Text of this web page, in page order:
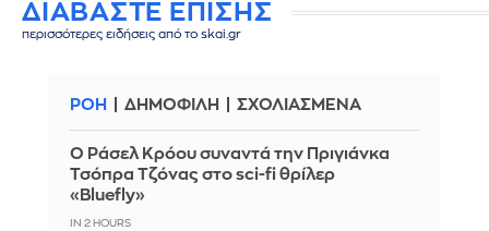
ΔΙΑΒΑΣΤΕ ΕΠΙΣΗΣ
περισσότερες ειδήσεις από το skai.gr
ΡΟΗ ΔΗΜΟΦΙΛΗ ΣΧΟΛΙΑΣΜΕΝΑ
Ο Ράσελ Κρόου συναντά την Πριγιάνκα
Τσόπρα Τζόνας στο sci-fi θρίλερ
«Bluefly»
IN 2 HOURS